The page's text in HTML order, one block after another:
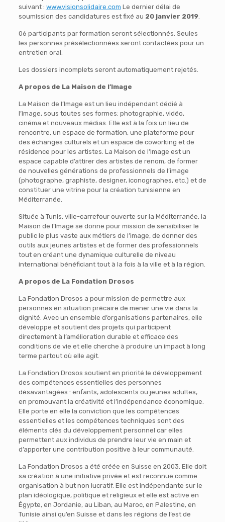
suivant : www.visionsolidaire.com Le dernier délai de
soumission des candidatures est fixé au 20 janvier 2019.
06 participants par formation seront sélectionnés. Seules
les personnes présélectionnées seront contactées pour un
entretien oral.
Les dossiers incomplets seront automatiquement rejetés.
A propos de La Maison de l’Image
La Maison de l’Image est un lieu indépendant dédié à
l’image, sous toutes ses formes: photographie, vidéo,
cinéma et nouveaux médias. Elle est à la fois un lieu de
rencontre, un espace de formation, une plateforme pour
des échanges culturels et un espace de coworking et de
résidence pour les artistes. La Maison de l’Image est un
espace capable d’attirer des artistes de renom, de former
de nouvelles générations de professionnels de l’image
(photographe, graphiste, designer, iconographes, etc.) et de
constituer une vitrine pour la création tunisienne en
Méditerranée.
Située à Tunis, ville-carrefour ouverte sur la Méditerranée, la
Maison de l’Image se donne pour mission de sensibiliser le
public le plus vaste aux métiers de l’image, de donner des
outils aux jeunes artistes et de former des professionnels
tout en créant une dynamique culturelle de niveau
international bénéficiant tout à la fois à la ville et à la région.
A propos de La Fondation Drosos
La Fondation Drosos a pour mission de permettre aux
personnes en situation précaire de mener une vie dans la
dignité. Avec un ensemble d’organisations partenaires, elle
développe et soutient des projets qui participent
directement à l’amélioration durable et efficace des
conditions de vie et elle cherche à produire un impact à long
terme partout où elle agit.
La Fondation Drosos soutient en priorité le développement
des compétences essentielles des personnes
désavantagées : enfants, adolescents ou jeunes adultes,
en promouvant la créativité et l’indépendance économique.
Elle porte en elle la conviction que les compétences
essentielles et les compétences techniques sont des
éléments clés du développement personnel car elles
permettent aux individus de prendre leur vie en main et
d’apporter une contribution positive à leur communauté.
La Fondation Drosos a été créée en Suisse en 2003. Elle doit
sa création à une initiative privée et est reconnue comme
organisation à but non lucratif. Elle est indépendante sur le
plan idéologique, politique et religieux et elle est active en
Égypte, en Jordanie, au Liban, au Maroc, en Palestine, en
Tunisie ainsi qu’en Suisse et dans les régions de l’est de